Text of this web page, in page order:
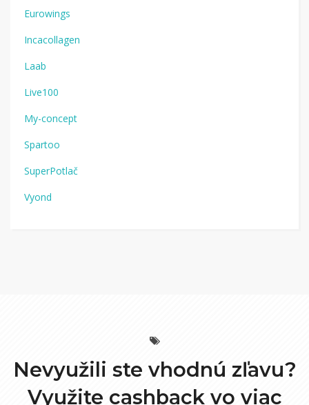
Eurowings
Incacollagen
Laab
Live100
My-concept
Spartoo
SuperPotlač
Vyond
Nevyužili ste vhodnú zľavu?
Využite cashback vo viac